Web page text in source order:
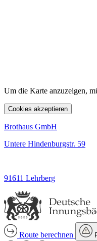
Um die Karte anzuzeigen,
Cookies akzeptieren
Brothaus GmbH
Untere Hindenburgstr. 59
91611 Lehrberg
Route berechnen